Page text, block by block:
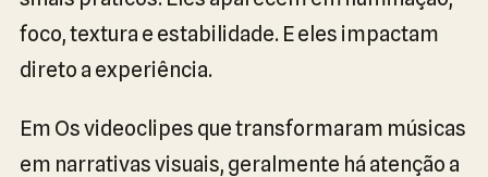
foco, textura e estabilidade. E eles impactam
direto a experiência.
Em Os videoclipes que transformaram músicas
em narrativas visuais, geralmente há atenção a